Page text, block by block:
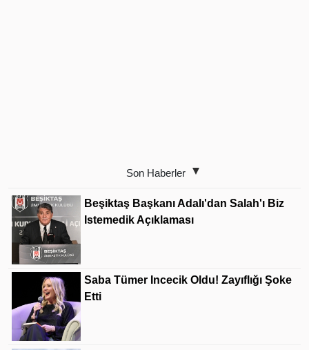
Son Haberler
Beşiktaş Başkanı Adalı'dan Salah'ı Biz
Istemedik Açıklaması
Saba Tümer Incecik Oldu! Zayıflığı Şoke
Etti